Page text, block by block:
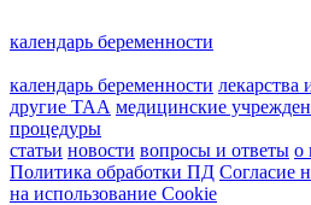
календарь беременности
календарь беременности лекарства
другие ТАА медицинские
процедуры
статьи новости вопросы и ответы о
Политика обработки ПД Согласие
на использование Cookie